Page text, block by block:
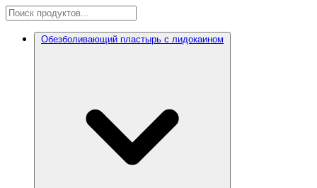
Обезболивающий пластырь с лидокаином